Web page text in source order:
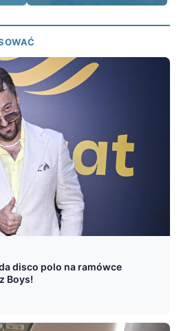
disco polo na ramówce
Boys!